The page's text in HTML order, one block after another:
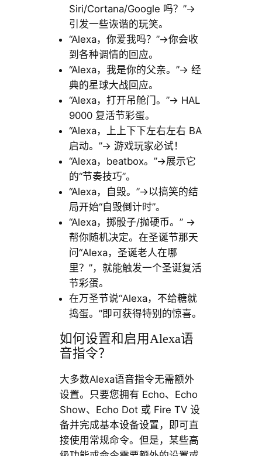
Siri/Cortana/Google 吗？”→
引发一些诙谐的玩笑。
“Alexa，你爱我吗？”→你会收
到各种调情的回应。
“Alexa，我是你的父亲。”→ 经
典的星球大战回应。
“Alexa，打开吊舱门。”→ HAL
9000 复活节彩蛋。
“Alexa，上上下下左右左右 BA
启动。”→ 游戏玩家必试！
“Alexa，beatbox。”→展示它
的“节奏技巧”。
“Alexa，自毁。”→以搞笑的结
局开始“自毁倒计时”。
“Alexa，掷骰子/抛硬币。” →
帮你随机决定。在圣诞节那天
问“Alexa，圣诞老人在哪
里？”，就能触发一个圣诞复活
节彩蛋。
在万圣节说“Alexa，不给糖就
捣蛋。”即可获得特别的惊喜。
如何设置和启用Alexa语
音指令？
大多数Alexa语音指令无需额外
设置。只要您拥有 Echo、Echo
Show、Echo Dot 或 Fire TV 设
备并完成基本设备设置，即可直
接使用常规命令。但是，某些高